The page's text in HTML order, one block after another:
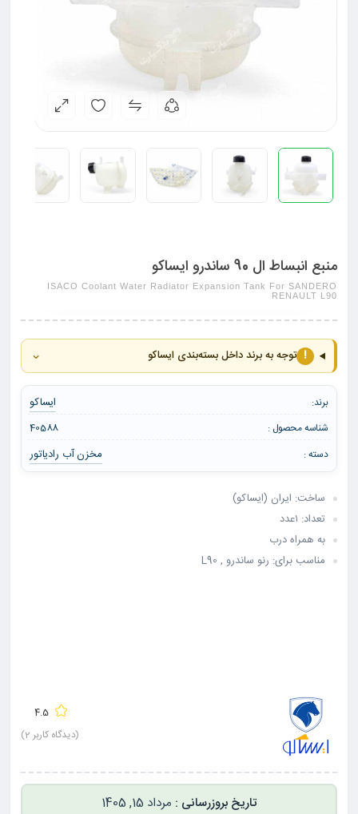
منبع انبساط ال 90 ساندرو ایساکو
ISACO Coolant Water Radiator Expansion Tank For SANDERO
RENAULT L90
! توجه به برند داخل بسته‌بندی ایساکو ⌄
برند: ایساکو
شناسه محصول :
40588
دسته :
مخزن آب رادیاتور
ساخت: ایران (ایساکو)
تعداد: ۱عدد
به همراه درب
مناسب برای: رنو ساندرو , L90
4.5
(دیدگاه کاربر 2
)
مرداد 15, 1405